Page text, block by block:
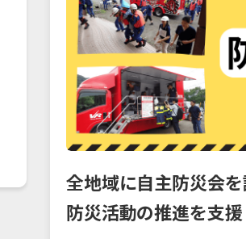
全地域に自主防災会
防災活動の推進を支援